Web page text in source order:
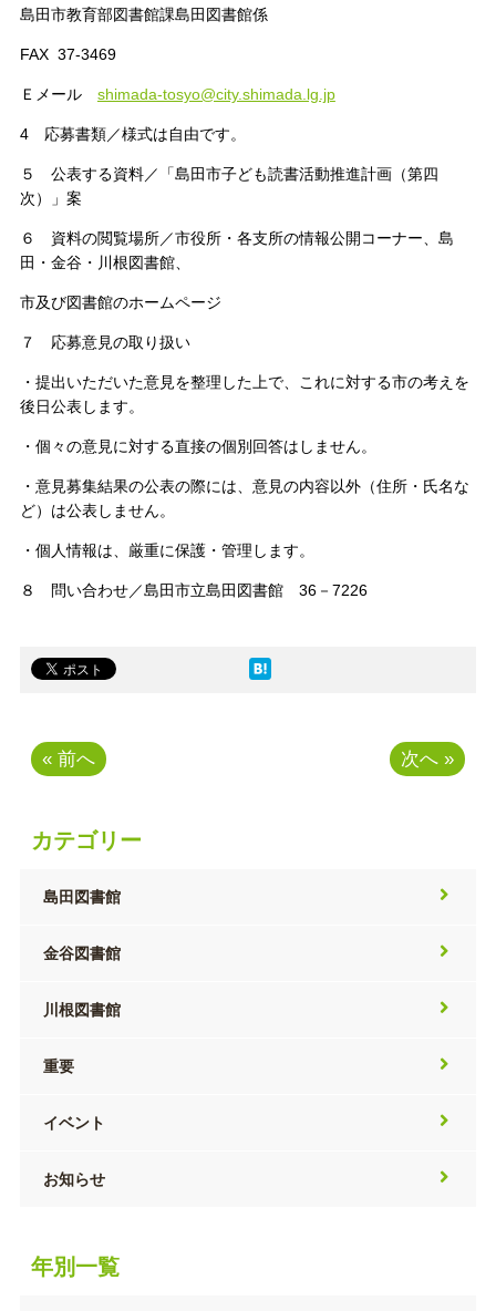
島田市教育部図書館課島田図書館係
FAX 37-3469
Ｅメール shimada-tosyo@city.shimada.lg.jp
4 応募書類／様式は自由です。
５ 公表する資料／「島田市子ども読書活動推進計画（第四
次）」案
６ 資料の閲覧場所／市役所・各支所の情報公開コーナー、島
田・金谷・川根図書館、
市及び図書館のホームページ
７ 応募意見の取り扱い
・提出いただいた意見を整理した上で、これに対する市の考えを
後日公表します。
・個々の意見に対する直接の個別回答はしません。
・意見募集結果の公表の際には、意見の内容以外（住所・氏名な
ど）は公表しません。
・個人情報は、厳重に保護・管理します。
８ 問い合わせ／島田市立島田図書館 36－7226
« 前へ 次へ »
カテゴリー
島田図書館
金谷図書館
川根図書館
重要
イベント
お知らせ
年別一覧